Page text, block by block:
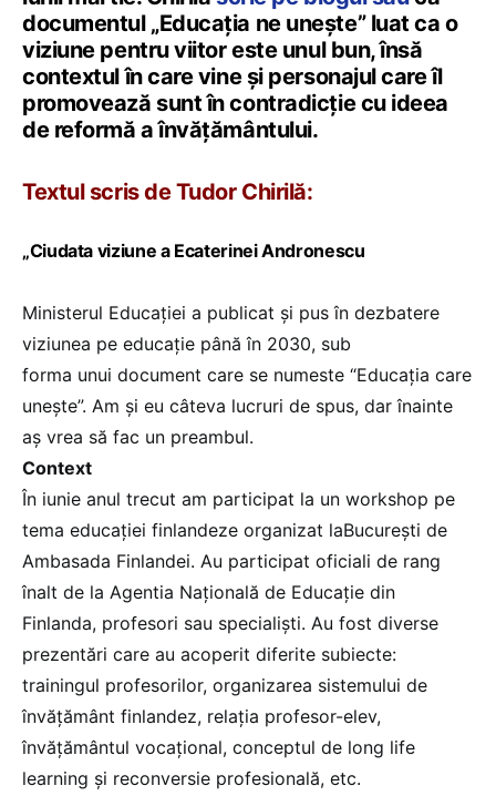
documentul „Educația ne unește” luat ca o
viziune pentru viitor este unul bun, însă
contextul în care vine și personajul care îl
promovează sunt în contradicție cu ideea
de reformă a învățământului.
Textul scris de Tudor Chirilă:
„Ciudata viziune a Ecaterinei Andronescu
Ministerul Educației a publicat și pus în dezbatere
viziunea pe educație până în 2030, sub
forma unui document care se numeste “Educația care
unește”. Am și eu câteva lucruri de spus, dar înainte
aș vrea să fac un preambul.
Context
În iunie anul trecut am participat la un workshop pe
tema educației finlandeze organizat laBucurești de
Ambasada Finlandei. Au participat oficiali de rang
înalt de la Agentia Națională de Educație din
Finlanda, profesori sau specialiști. Au fost diverse
prezentări care au acoperit diferite subiecte:
trainingul profesorilor, organizarea sistemului de
învățământ finlandez, relația profesor-elev,
învățământul vocațional, conceptul de long life
learning și reconversie profesională, etc.